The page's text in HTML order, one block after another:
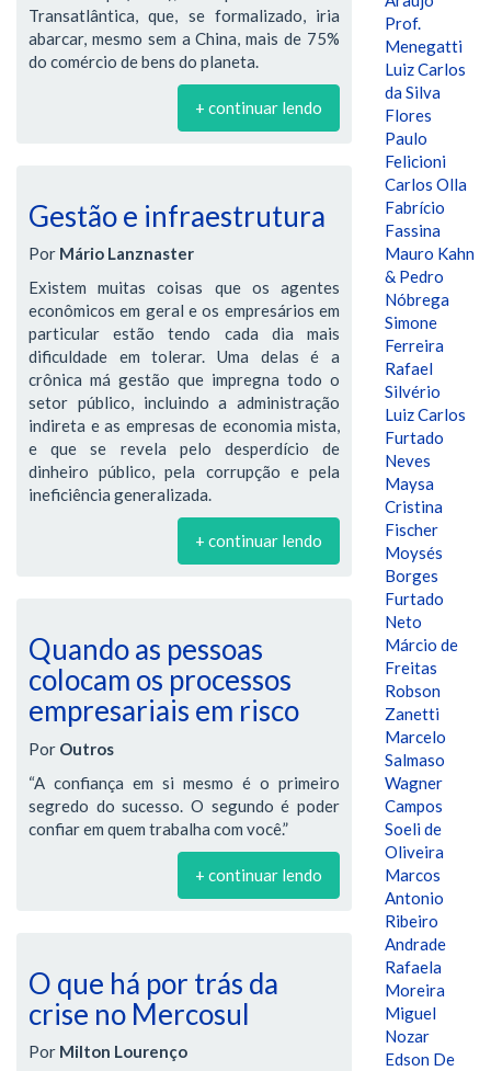
Transatlântica, que, se formalizado, iria
abarcar, mesmo sem a China, mais de 75%
do comércio de bens do planeta.
+ continuar lendo
Gestão e infraestrutura
Por Mário Lanznaster
Existem muitas coisas que os agentes
econômicos em geral e os empresários em
particular estão tendo cada dia mais
dificuldade em tolerar. Uma delas é a
crônica má gestão que impregna todo o
setor público, incluindo a administração
indireta e as empresas de economia mista,
e que se revela pelo desperdício de
dinheiro público, pela corrupção e pela
ineficiência generalizada.
+ continuar lendo
Quando as pessoas
colocam os processos
empresariais em risco
Por Outros
“A confiança em si mesmo é o primeiro
segredo do sucesso. O segundo é poder
confiar em quem trabalha com você.”
+ continuar lendo
O que há por trás da
crise no Mercosul
Por Milton Lourenço
Prof.
Menegatti
Luiz Carlos
da Silva
Flores
Paulo
Felicioni
Carlos Olla
Fabrício
Fassina
Mauro Kahn
& Pedro
Nóbrega
Simone
Ferreira
Rafael
Silvério
Luiz Carlos
Furtado
Neves
Maysa
Cristina
Fischer
Moysés
Borges
Furtado
Neto
Márcio de
Freitas
Robson
Zanetti
Marcelo
Salmaso
Wagner
Campos
Soeli de
Oliveira
Marcos
Antonio
Ribeiro
Andrade
Rafaela
Moreira
Miguel
Nozar
Edson De